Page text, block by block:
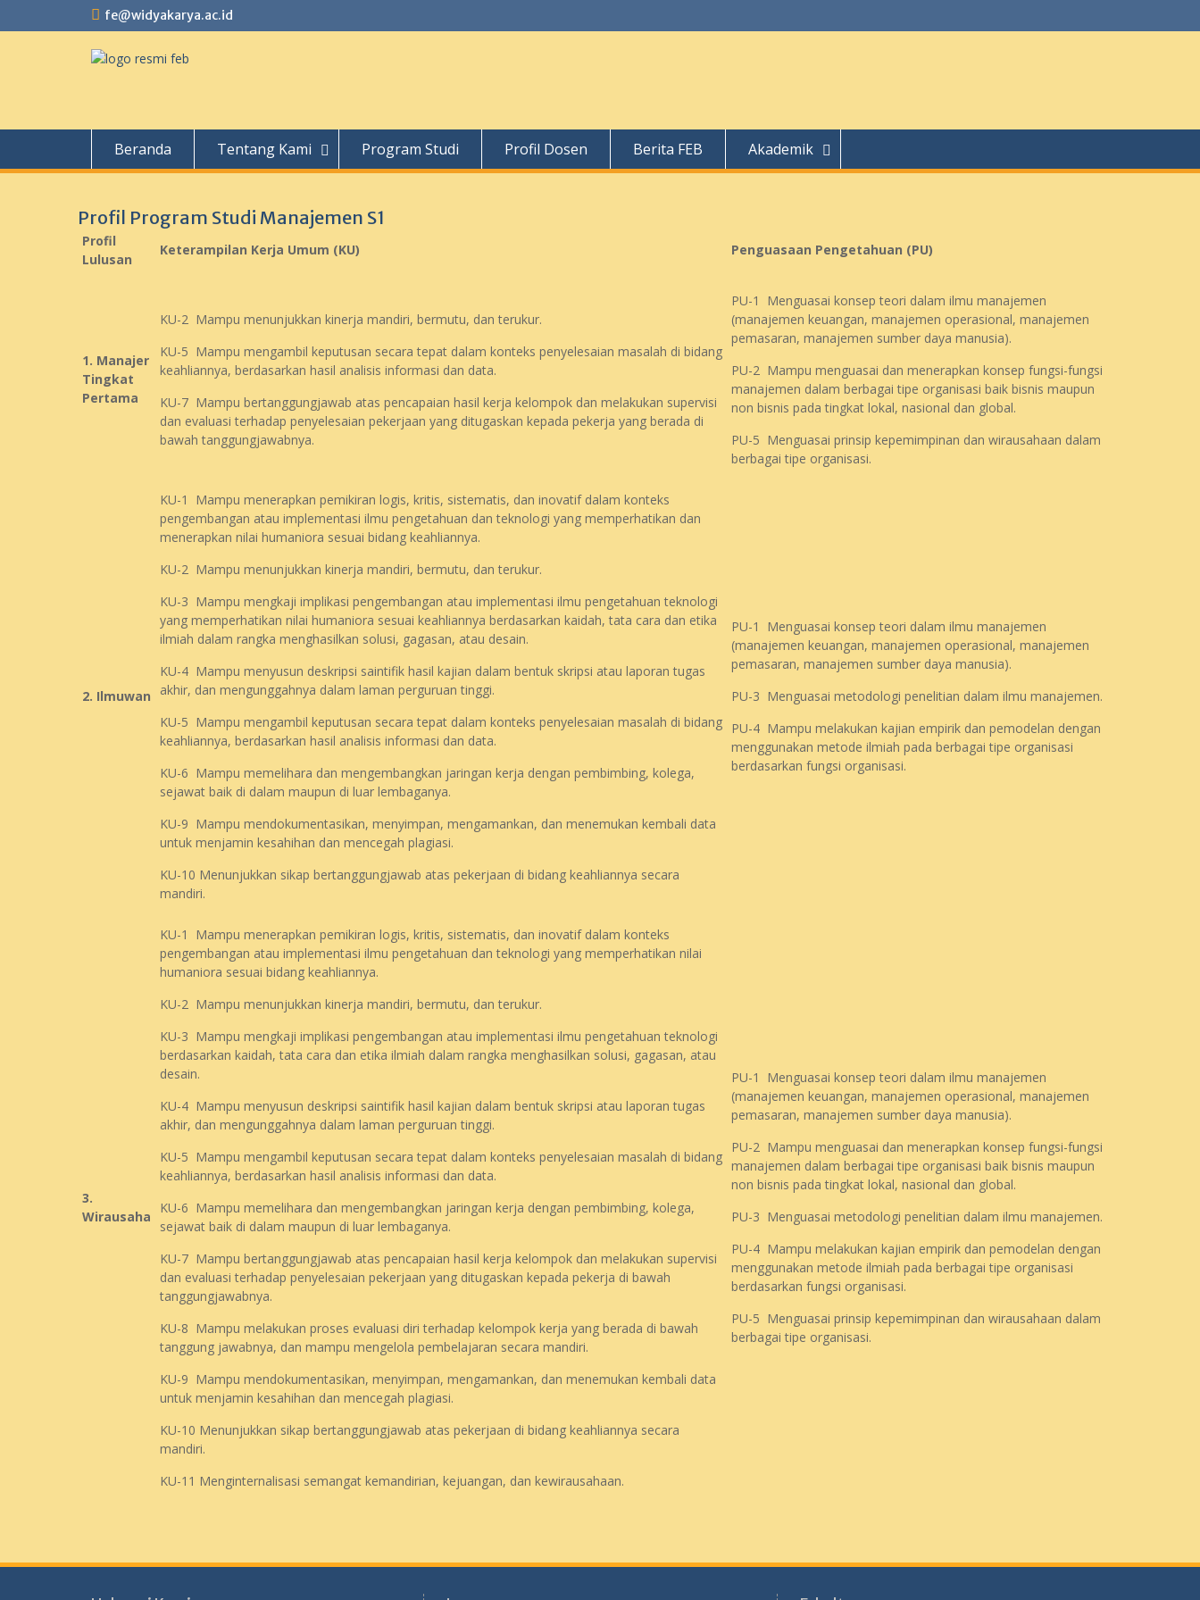
fe@widyakarya.ac.id
Beranda Tentang Kami Program Studi Profil Dosen Berita FEB Akademik
Profil Program Studi Manajemen S1
Profil
Lulusan
Keterampilan Kerja Umum (KU) Penguasaan Pengetahuan (PU)
1. Manajer
Tingkat
Pertama
KU-2 Mampu menunjukkan kinerja mandiri, bermutu, dan terukur.
KU-5 Mampu mengambil keputusan secara tepat dalam konteks penyelesaian masalah di bidang
keahliannya, berdasarkan hasil analisis informasi dan data.
KU-7 Mampu bertanggungjawab atas pencapaian hasil kerja kelompok dan melakukan supervisi
dan evaluasi terhadap penyelesaian pekerjaan yang ditugaskan kepada pekerja yang berada di
bawah tanggungjawabnya.
PU-1 Menguasai konsep teori dalam ilmu manajemen
(manajemen keuangan, manajemen operasional, manajemen
pemasaran, manajemen sumber daya manusia).
PU-2 Mampu menguasai dan menerapkan konsep fungsi-fungsi
manajemen dalam berbagai tipe organisasi baik bisnis maupun
non bisnis pada tingkat lokal, nasional dan global.
PU-5 Menguasai prinsip kepemimpinan dan wirausahaan dalam
berbagai tipe organisasi.
2. Ilmuwan
KU-1 Mampu menerapkan pemikiran logis, kritis, sistematis, dan inovatif dalam konteks
pengembangan atau implementasi ilmu pengetahuan dan teknologi yang memperhatikan dan
menerapkan nilai humaniora sesuai bidang keahliannya.
KU-2 Mampu menunjukkan kinerja mandiri, bermutu, dan terukur.
KU-3 Mampu mengkaji implikasi pengembangan atau implementasi ilmu pengetahuan teknologi
yang memperhatikan nilai humaniora sesuai keahliannya berdasarkan kaidah, tata cara dan etika
ilmiah dalam rangka menghasilkan solusi, gagasan, atau desain.
KU-4 Mampu menyusun deskripsi saintifik hasil kajian dalam bentuk skripsi atau laporan tugas
akhir, dan mengunggahnya dalam laman perguruan tinggi.
KU-5 Mampu mengambil keputusan secara tepat dalam konteks penyelesaian masalah di bidang
keahliannya, berdasarkan hasil analisis informasi dan data.
KU-6 Mampu memelihara dan mengembangkan jaringan kerja dengan pembimbing, kolega,
sejawat baik di dalam maupun di luar lembaganya.
KU-9 Mampu mendokumentasikan, menyimpan, mengamankan, dan menemukan kembali data
untuk menjamin kesahihan dan mencegah plagiasi.
KU-10 Menunjukkan sikap bertanggungjawab atas pekerjaan di bidang keahliannya secara
mandiri.
PU-1 Menguasai konsep teori dalam ilmu manajemen
(manajemen keuangan, manajemen operasional, manajemen
pemasaran, manajemen sumber daya manusia).
PU-3 Menguasai metodologi penelitian dalam ilmu manajemen.
PU-4 Mampu melakukan kajian empirik dan pemodelan dengan
menggunakan metode ilmiah pada berbagai tipe organisasi
berdasarkan fungsi organisasi.
3.
Wirausaha
KU-1 Mampu menerapkan pemikiran logis, kritis, sistematis, dan inovatif dalam konteks
pengembangan atau implementasi ilmu pengetahuan dan teknologi yang memperhatikan nilai
humaniora sesuai bidang keahliannya.
KU-2 Mampu menunjukkan kinerja mandiri, bermutu, dan terukur.
KU-3 Mampu mengkaji implikasi pengembangan atau implementasi ilmu pengetahuan teknologi
berdasarkan kaidah, tata cara dan etika ilmiah dalam rangka menghasilkan solusi, gagasan, atau
desain.
KU-4 Mampu menyusun deskripsi saintifik hasil kajian dalam bentuk skripsi atau laporan tugas
akhir, dan mengunggahnya dalam laman perguruan tinggi.
KU-5 Mampu mengambil keputusan secara tepat dalam konteks penyelesaian masalah di bidang
keahliannya, berdasarkan hasil analisis informasi dan data.
KU-6 Mampu memelihara dan mengembangkan jaringan kerja dengan pembimbing, kolega,
sejawat baik di dalam maupun di luar lembaganya.
KU-7 Mampu bertanggungjawab atas pencapaian hasil kerja kelompok dan melakukan supervisi
dan evaluasi terhadap penyelesaian pekerjaan yang ditugaskan kepada pekerja di bawah
tanggungjawabnya.
KU-8 Mampu melakukan proses evaluasi diri terhadap kelompok kerja yang berada di bawah
tanggung jawabnya, dan mampu mengelola pembelajaran secara mandiri.
KU-9 Mampu mendokumentasikan, menyimpan, mengamankan, dan menemukan kembali data
untuk menjamin kesahihan dan mencegah plagiasi.
KU-10 Menunjukkan sikap bertanggungjawab atas pekerjaan di bidang keahliannya secara
mandiri.
KU-11 Menginternalisasi semangat kemandirian, kejuangan, dan kewirausahaan.
PU-1 Menguasai konsep teori dalam ilmu manajemen
(manajemen keuangan, manajemen operasional, manajemen
pemasaran, manajemen sumber daya manusia).
PU-2 Mampu menguasai dan menerapkan konsep fungsi-fungsi
manajemen dalam berbagai tipe organisasi baik bisnis maupun
non bisnis pada tingkat lokal, nasional dan global.
PU-3 Menguasai metodologi penelitian dalam ilmu manajemen.
PU-4 Mampu melakukan kajian empirik dan pemodelan dengan
menggunakan metode ilmiah pada berbagai tipe organisasi
berdasarkan fungsi organisasi.
PU-5 Menguasai prinsip kepemimpinan dan wirausahaan dalam
berbagai tipe organisasi.